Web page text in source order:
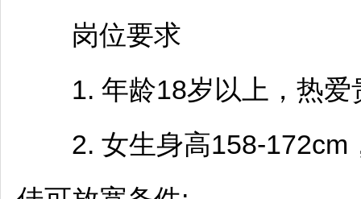
岗位要求
1. 年龄18岁以上，热爱
2. 女生身高158-172cm